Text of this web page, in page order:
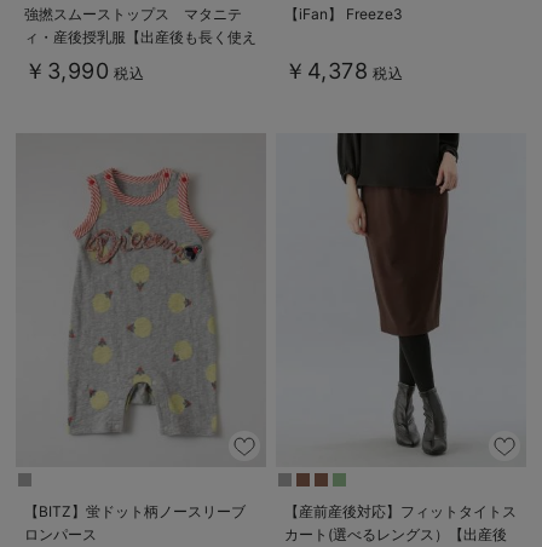
強撚スムーストップス マタニテ
ィ・産後授乳服【出産後も長く使え
る】
￥3,990 税込
【iFan】 Freeze3
￥4,378 税込
【BITZ】蛍ドット柄ノースリーブ
ロンパース
【産前産後対応】フィットタイトス
カート(選べるレングス）【出産後